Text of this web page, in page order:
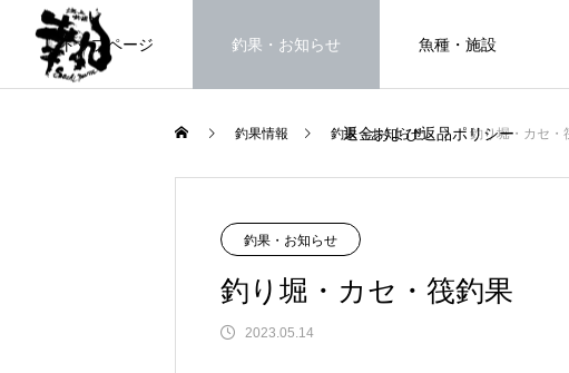
トップページ 釣果・お知らせ 魚種・施設
返金および返品ポリシー
FEATURE
釣果情報 釣果・お知らせ 釣り堀・カセ・
釣果・お知らせ
釣り堀・カセ・筏釣果
2023.05.14